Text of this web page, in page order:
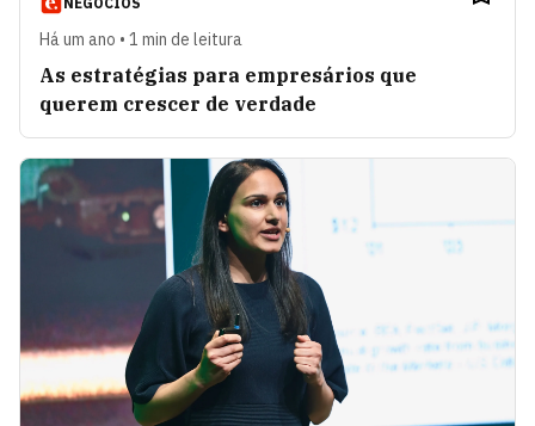
Há um ano • 1 min de leitura
As estratégias para empresários que
querem crescer de verdade